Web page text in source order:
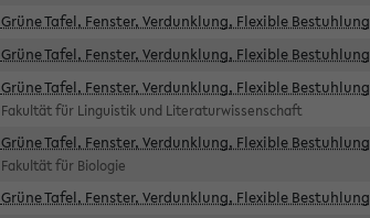
Grüne Tafel, Fenster, Verdunklung, Flexible Bestuhlung
Grüne Tafel, Fenster, Verdunklung, Flexible Bestuhlung
Grüne Tafel, Fenster, Verdunklung, Flexible Bestuhlung
Fakultät für Linguistik und Literaturwissenschaft
Grüne Tafel, Fenster, Verdunklung, Flexible Bestuhlung
Fakultät für Biologie
Grüne Tafel, Fenster, Verdunklung, Flexible Bestuhlung